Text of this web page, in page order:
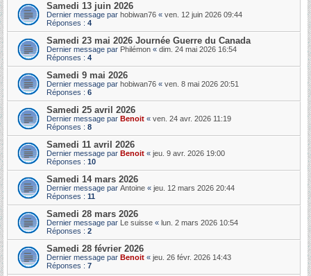
Samedi 13 juin 2026
Dernier message par hobiwan76 « ven. 12 juin 2026 09:44
Réponses : 4
Samedi 23 mai 2026 Journée Guerre du Canada
Dernier message par Philémon « dim. 24 mai 2026 16:54
Réponses : 4
Samedi 9 mai 2026
Dernier message par hobiwan76 « ven. 8 mai 2026 20:51
Réponses : 6
Samedi 25 avril 2026
Dernier message par Benoit « ven. 24 avr. 2026 11:19
Réponses : 8
Samedi 11 avril 2026
Dernier message par Benoit « jeu. 9 avr. 2026 19:00
Réponses : 10
Samedi 14 mars 2026
Dernier message par Antoine « jeu. 12 mars 2026 20:44
Réponses : 11
Samedi 28 mars 2026
Dernier message par Le suisse « lun. 2 mars 2026 10:54
Réponses : 2
Samedi 28 février 2026
Dernier message par Benoit « jeu. 26 févr. 2026 14:43
Réponses : 7